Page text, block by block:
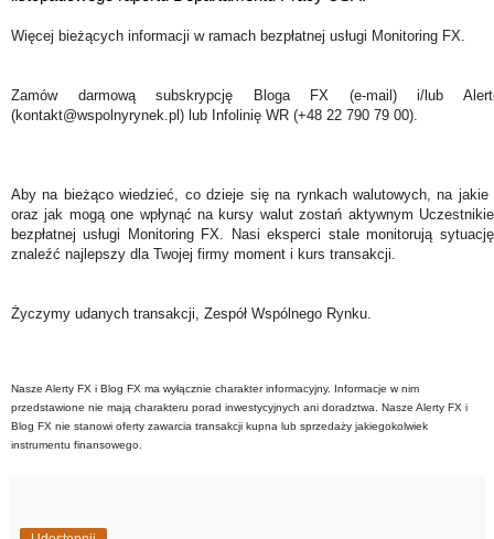
Więcej bieżących informacji w ramach bezpłatnej usługi Monitoring FX.
Zamów darmową subskrypcję Bloga FX (e-mail) i/lub
(kontakt@wspolnyrynek.pl) lub Infolinię WR (+48 22 790 79 00).
Aby na bieżąco wiedzieć, co dzieje się na rynkach walutowych, na
oraz jak mogą one wpłynąć na kursy walut zostań aktywnym
bezpłatnej usługi Monitoring FX. Nasi eksperci stale monitorują
znaleźć najlepszy dla Twojej firmy moment i kurs transakcji.
Życzymy udanych transakcji, Zespół Wspólnego Rynku.
Nasze Alerty FX i Blog FX ma wyłącznie charakter informacyjny. Informacje w nim
przedstawione nie mają charakteru porad inwestycyjnych ani doradztwa. Nasze Alerty FX i
Blog FX nie stanowi oferty zawarcia transakcji kupna lub sprzedaży jakiegokolwiek
instrumentu finansowego.